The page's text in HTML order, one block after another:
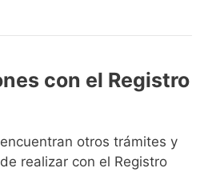
con el Registro
otros trámites y
realizar con el Registro